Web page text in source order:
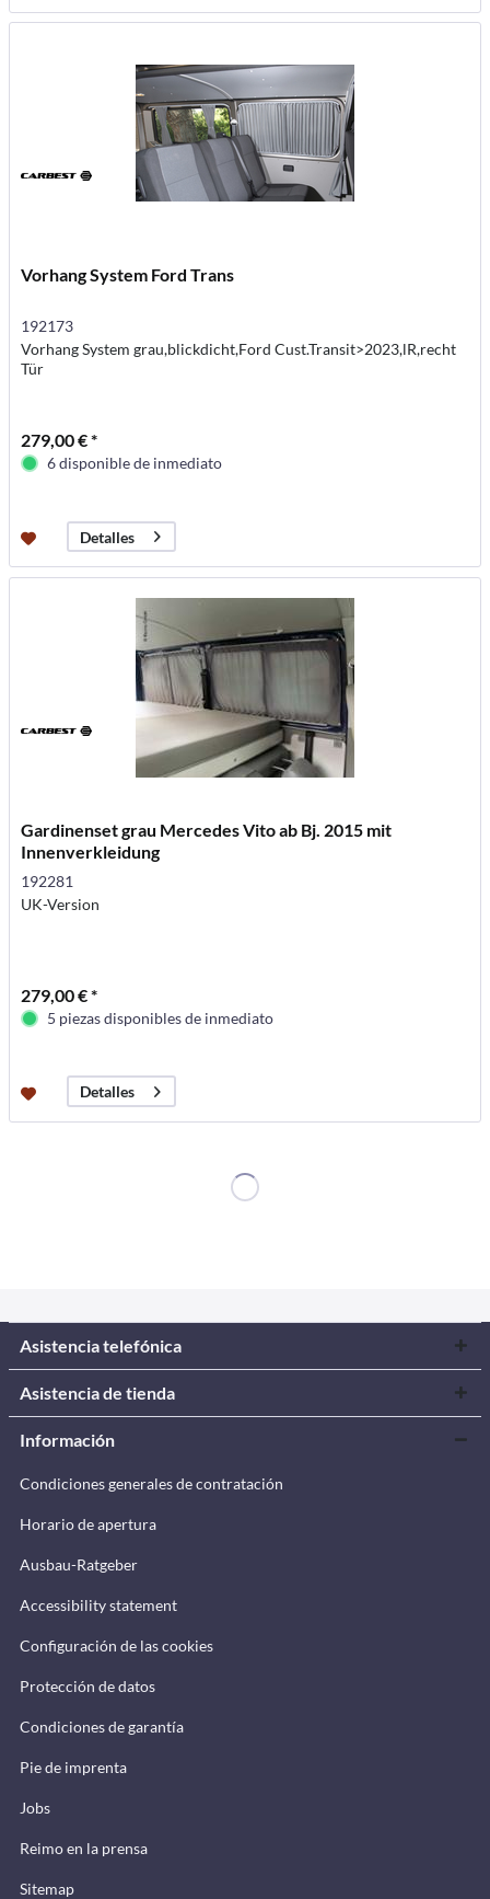
Vorhang System Ford Trans
192173
Vorhang System grau,blickdicht,Ford Cust.Transit>2023,lR,recht
Tür
279,00 € *
6 disponible de inmediato
Detalles
Gardinenset grau Mercedes Vito ab Bj. 2015 mit
Innenverkleidung
192281
UK-Version
279,00 € *
5 piezas disponibles de inmediato
Detalles
Asistencia telefónica
Asistencia de tienda
Información
Condiciones generales de contratación
Horario de apertura
Ausbau-Ratgeber
Accessibility statement
Configuración de las cookies
Protección de datos
Condiciones de garantía
Pie de imprenta
Jobs
Reimo en la prensa
Sitemap